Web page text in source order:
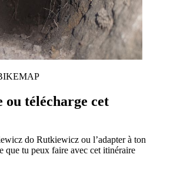
télécharge cet
do Rutkiewicz ou l’adapter à ton
que tu peux faire avec cet itinéraire